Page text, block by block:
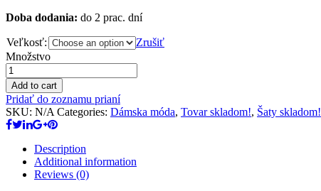
Doba dodania: do 2 prac. dní
Veľkosť:
Zrušiť
Množstvo
Add to cart
Pridať do zoznamu prianí
SKU: N/A Categories: Dámska móda, Tovar skladom!, Šaty skladom!
Description
Additional information
Reviews (0)